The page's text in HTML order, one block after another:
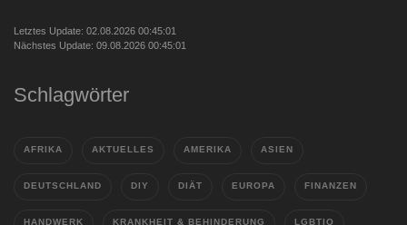
Letztes Update: 02.08.2026 00:45:01
Nächstes Update: 09.08.2026 00:45:01
Schlagwörter
AFRIKA AKTUELLES AMERIKA ASIEN
DEUTSCHLAND DIY DIÄT EUROPA FINANZEN
HANDWERK KRANKHEIT & BEHINDERUNG LGBTIQ